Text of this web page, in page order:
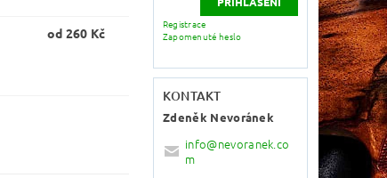
od 260 Kč
Registrace
Zapomenuté heslo
KONTAKT
Zdeněk Nevoránek
info@nevoranek.co
m